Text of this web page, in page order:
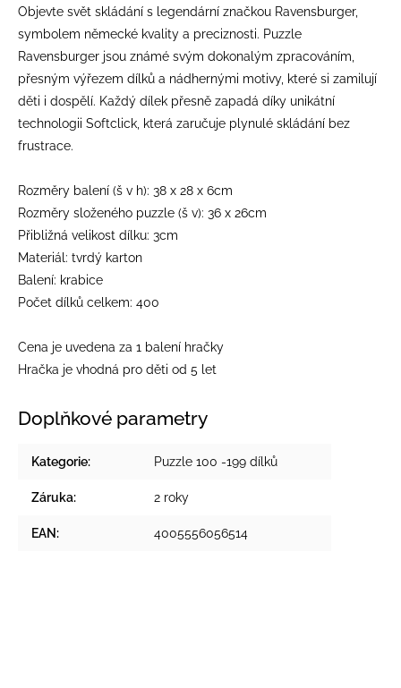
Objevte svět skládání s legendární značkou Ravensburger,
symbolem německé kvality a preciznosti. Puzzle
Ravensburger jsou známé svým dokonalým zpracováním,
přesným výřezem dílků a nádhernými motivy, které si zamilují
děti i dospělí. Každý dílek přesně zapadá díky unikátní
technologii Softclick, která zaručuje plynulé skládání bez
frustrace.
Rozměry balení (š v h): 38 x 28 x 6cm
Rozměry složeného puzzle (š v): 36 x 26cm
Přibližná velikost dílku: 3cm
Materiál: tvrdý karton
Balení: krabice
Počet dílků celkem: 400
Cena je uvedena za 1 balení hračky
Hračka je vhodná pro děti od 5 let
Doplňkové parametry
Kategorie: Puzzle 100 -199 dílků
Záruka: 2 roky
EAN: 4005556056514